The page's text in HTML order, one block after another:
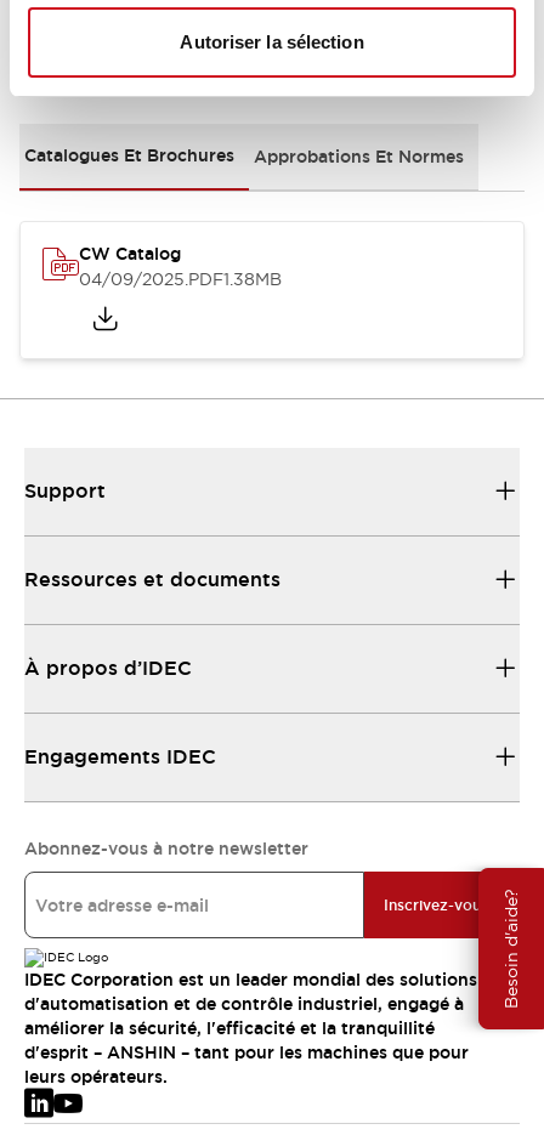
Autoriser la sélection
Besoin d'aide?
Documents et fichiers
Catalogues Et Brochures Approbations Et Normes
CW Catalog
04/09/2025.PDF1.38MB
Support
Ressources et documents
À propos d’IDEC
Engagements IDEC
Abonnez-vous à notre newsletter
Inscrivez-vous
IDEC Corporation est un leader mondial des solutions
d'automatisation et de contrôle industriel, engagé à
améliorer la sécurité, l'efficacité et la tranquillité
d'esprit – ANSHIN – tant pour les machines que pour
leurs opérateurs.